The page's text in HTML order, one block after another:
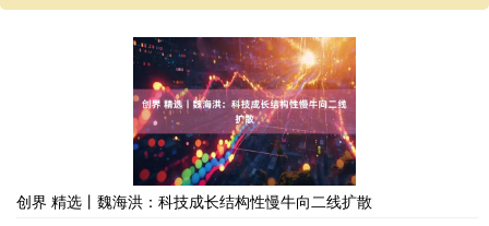
创界 精选丨魏海洪：科技成长结构性慢牛向二线扩散